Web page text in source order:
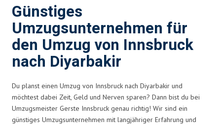
Günstiges
Umzugsunternehmen für
den Umzug von Innsbruck
nach Diyarbakir
Du planst einen Umzug von Innsbruck nach Diyarbakir und
möchtest dabei Zeit, Geld und Nerven sparen? Dann bist du bei
Umzugsmeister Gerste Innsbruck genau richtig! Wir sind ein
günstiges Umzugsunternehmen mit langjähriger Erfahrung und